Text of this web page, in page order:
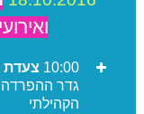
10:00 צעדת
הקהילתי